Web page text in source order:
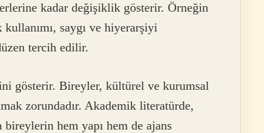
kadar değişiklik gösterir. Örneğin
kullanımı, saygı ve hiyerarşiyi
tercih edilir.
gösterir. Bireyler, kültürel ve kurumsal
zorundadır. Akademik literatürde,
hem yapı hem de ajans